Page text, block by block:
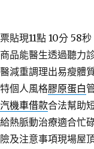
貼現11點 10分 58秒
品能醫生透過聽力
減重調理出易瘦體
個人風格膠原蛋白
機車借款合法幫助
熱脈動治療適合忙
及注意事項現場屋